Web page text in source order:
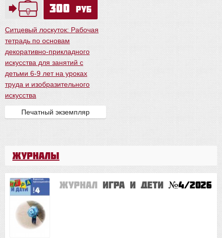
300 руб
Ситцевый лоскуток: Рабочая
тетрадь по основам
декоративно-прикладного
искусства для занятий с
детьми 6-9 лет на уроках
труда и изобразительного
искусства
Печатный экземпляр
Журналы
Журнал Игра и дети №4/2026